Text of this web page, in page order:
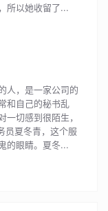
所以她收留了...
人，是一家公司的
和自己的秘书乱
切感到很陌生，
员夏冬青，这个服
的眼睛。夏冬...